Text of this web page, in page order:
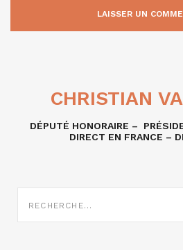
CHRISTIAN
DÉPUTÉ HONORAIRE –
DIRECT EN FRANCE –
SUR